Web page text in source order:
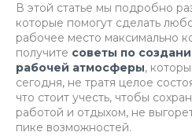
В этой статье мы подробно
которые помогут сделать
рабочее место максимально
получите советы по
рабочей атмосферы,
сегодня, не тратя целое
что стоит учесть, чтобы
работой и отдыхом, не
пике возможностей.